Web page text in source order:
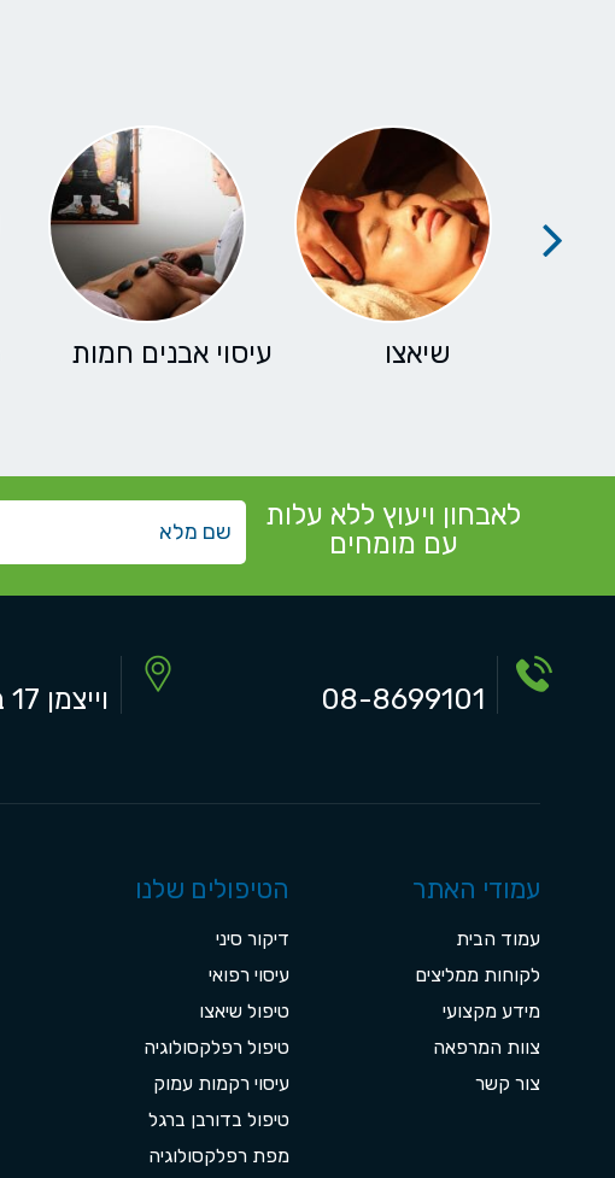
שיאצו עיסוי אבנים חמות
לאבחון ויעוץ ללא עלות
עם מומחים
08-8699101 וייצמן 17 בגדרה
עמודי האתר
עמוד הבית
לקוחות ממליצים
מידע מקצועי
צוות המרפאה
צור קשר
הטיפולים שלנו
דיקור סיני
עיסוי רפואי
טיפול שיאצו
טיפול רפלקסולוגיה
עיסוי רקמות עמוק
טיפול בדורבן ברגל
מפת רפלקסולוגיה